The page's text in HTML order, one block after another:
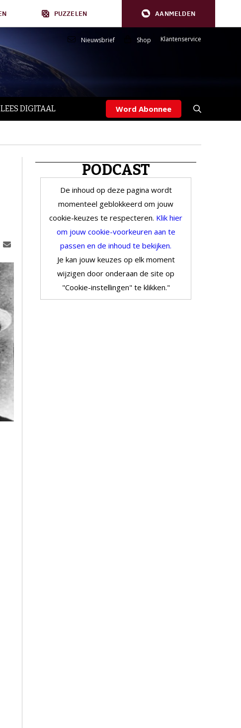
PUZZELEN AANMELDEN
Nieuwsbrief Shop Klantenservice
LEES DIGITAAL Word Abonnee
PODCAST
De inhoud op deze pagina wordt
momenteel geblokkeerd om jouw
cookie-keuzes te respecteren. Klik hier
om jouw cookie-voorkeuren aan te
passen en de inhoud te bekijken.
Je kan jouw keuzes op elk moment
wijzigen door onderaan de site op
"Cookie-instellingen" te klikken."